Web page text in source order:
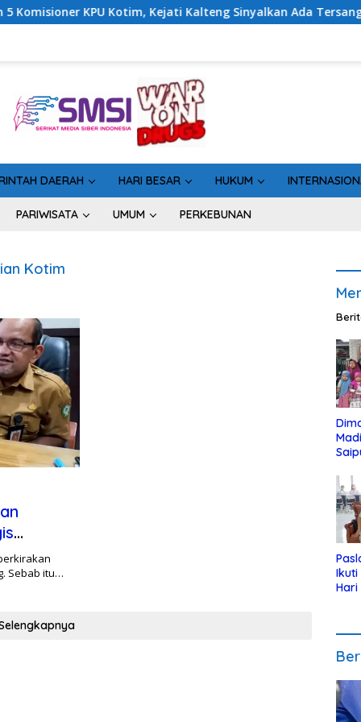
Kotim, Kejati Kalteng Sinyalkan Ada Tersangka Baru di
DAERAH HARI BESAR HUKUM
PARIWISATA UMUM PERKEBUNAN
Kotim
Sebab itu…
Ikuti
Hari